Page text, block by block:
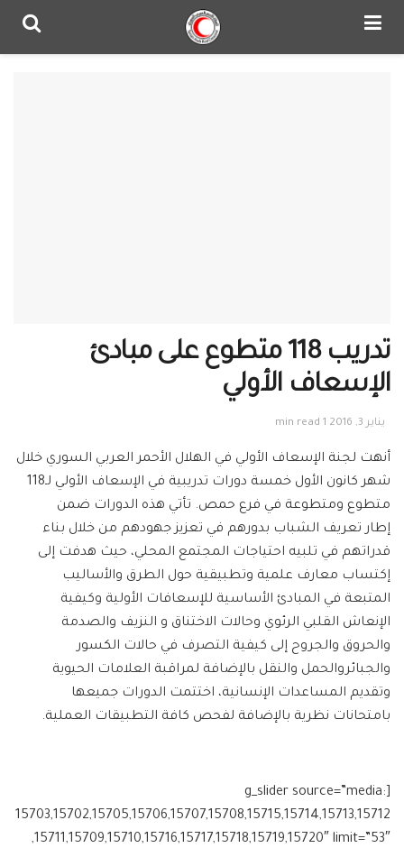
‏تدريب 118 متطوع على مبادئ
الإسعاف الأولي
يناير 3, 2016 1 min read
أنهت لجنة الإسعاف الأولي في الهلال الأحمر العربي السوري خلال
شهر كانون الأول خمسة دورات تدريبية في الإسعاف الأولي لـ118
متطوع ومتطوعة في فرع حمص. تأتي هذه الدورات ضمن
إطار تعريف الشباب بدورهم في تعزيز جهودهم من خلال بناء
قدراتهم في تلبيه احتياجات المجتمع المحلي، حيث هدفت إلى
إكتساب معارف علمية وتطبيقية حول الطرق والأساليب
المتبعة في المبادئ الأساسية للإسعافات الأولية وكيفية
الإنعاش القلبي الرئوي وحالات الاختناق و النزيف والصدمة
والحروق والجروح إلى كيفية التصرف في حالات الكسور
والجبائروالحمل والنقل بالإضافة لمراقبة العلامات الحيوية
وتقديم المساعدات الإنسانية، اختتمت الدورات جميعها
بامتحانات نظرية بالإضافة لفحص كافة التطبيقات العملية.
[g_slider source=”media:
15703,15702,15705,15706,15707,15708,15715,15714,15713,15712
,15711,15709,15710,15716,15717,15718,15719,15720″ limit=”53″